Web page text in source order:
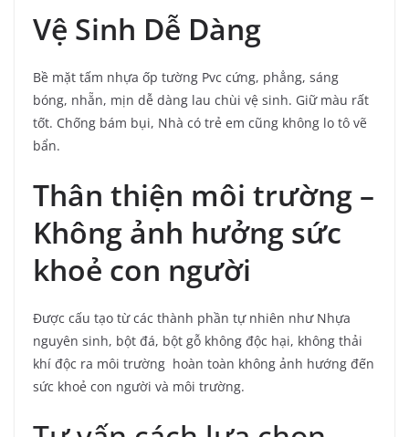
Vệ Sinh Dễ Dàng
Bề mặt tấm nhựa ốp tường Pvc cứng, phẳng, sáng
bóng, nhẵn, mịn dễ dàng lau chùi vệ sinh. Giữ màu rất
tốt. Chống bám bụi, Nhà có trẻ em cũng không lo tô vẽ
bẩn.
Thân thiện môi trường –
Không ảnh hưởng sức
khoẻ con người
Được cấu tạo từ các thành phần tự nhiên như Nhựa
nguyên sinh, bột đá, bột gỗ không độc hại, không thải
khí độc ra môi trường hoàn toàn không ảnh hướng đến
sức khoẻ con người và môi trường.